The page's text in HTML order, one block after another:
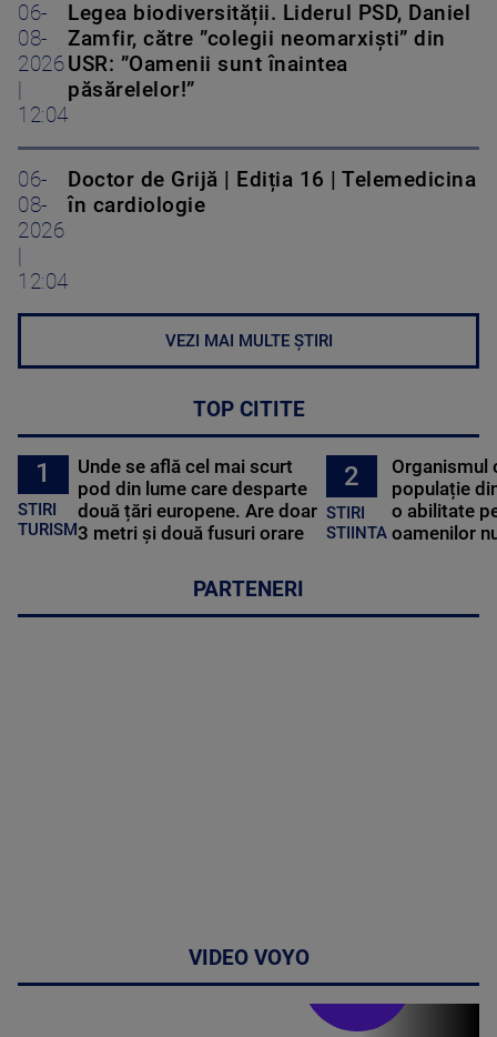
06-
08-
2026
12:04
Legea biodiversității. Liderul PSD, Daniel
Zamfir, către ”colegii neomarxiști” din
USR: ”Oamenii sunt înaintea
păsărelelor!”
06-
08-
2026
12:04
Doctor de Grijă | Ediția 16 | Telemedicina
în cardiologie
VEZI MAI MULTE ȘTIRI
TOP CITITE
1
STIRI
TURISM
Unde se află cel mai scurt
pod din lume care desparte
două țări europene. Are doar
3 metri și două fusuri orare
2
STIRI
STIINTA
Organismul
populație
o abilitate
oamenilor
PARTENERI
VIDEO VOYO